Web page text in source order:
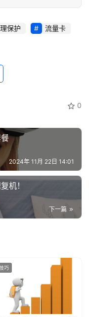
保护
流量卡
0
2024年 11月 22日 14:01
机！
下一篇
巧